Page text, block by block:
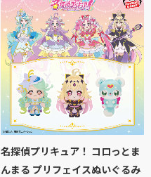
名探偵プリキュア！ コロっとま
んまる プリフェイスぬいぐるみ